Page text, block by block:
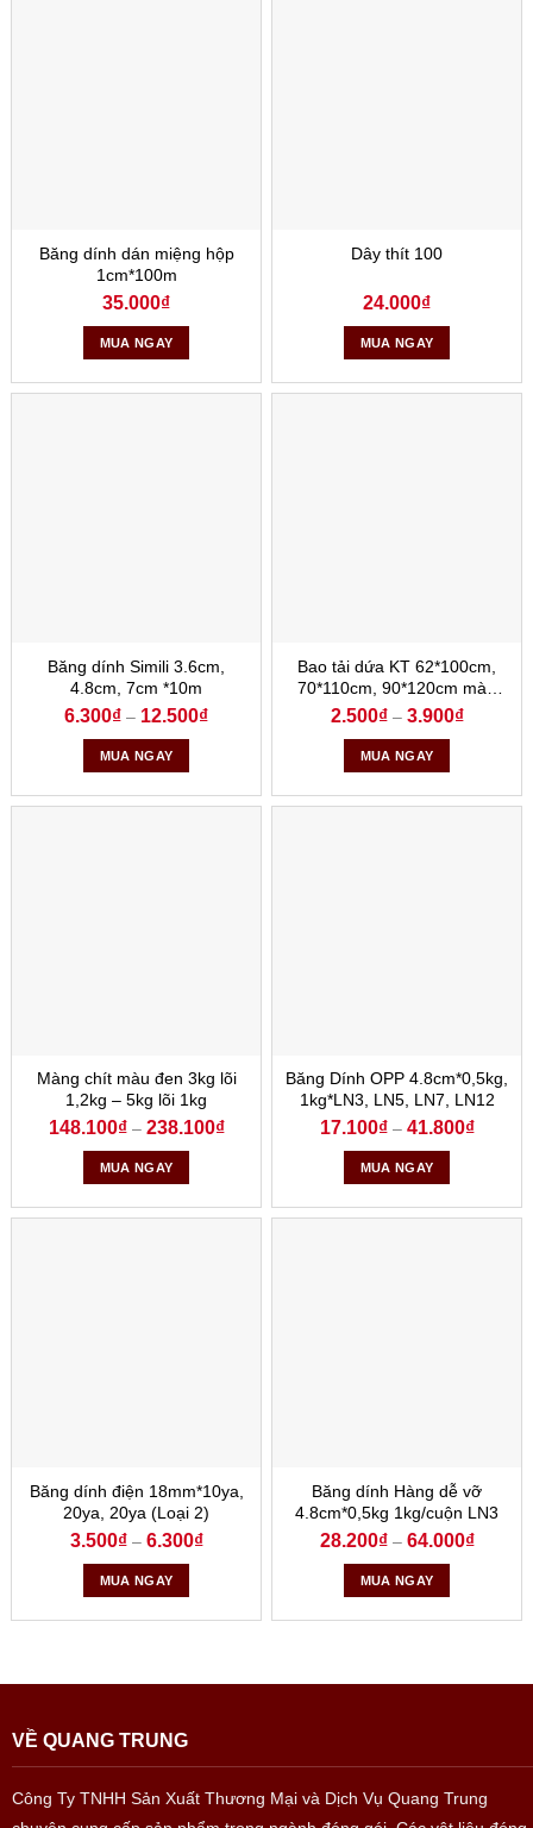
Băng dính dán miệng hộp
1cm*100m
35.000₫
MUA NGAY
Dây thít 100
24.000₫
MUA NGAY
Băng dính Simili 3.6cm,
4.8cm, 7cm *10m
6.300₫ – 12.500₫
MUA NGAY
Bao tải dứa KT 62*100cm,
70*110cm, 90*120cm màu
xanh
2.500₫– 3.900₫
MUA NGAY
Màng chít màu đen 3kg lõi
1,2kg – 5kg lõi 1kg
148.100₫– 238.100₫
MUA NGAY
Băng Dính OPP 4.8cm*0,5kg,
1kg*LN3, LN5, LN7, LN12
17.100₫– 41.800₫
MUA NGAY
Băng dính điện 18mm*10ya,
20ya, 20ya (Loại 2)
3.500₫– 6.300₫
MUA NGAY
Băng dính Hàng dễ vỡ
4.8cm*0,5kg 1kg/cuộn LN3
28.200₫– 64.000₫
MUA NGAY
VỀ QUANG TRUNG
Công Ty TNHH Sản Xuất Thương Mại và Dịch Vụ Quang Trung